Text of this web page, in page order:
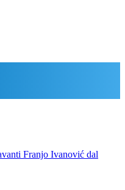
Franjo Ivanović dal